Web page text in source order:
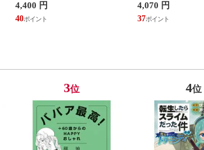
4,400 円
40
4,070 円
37
3位 4位